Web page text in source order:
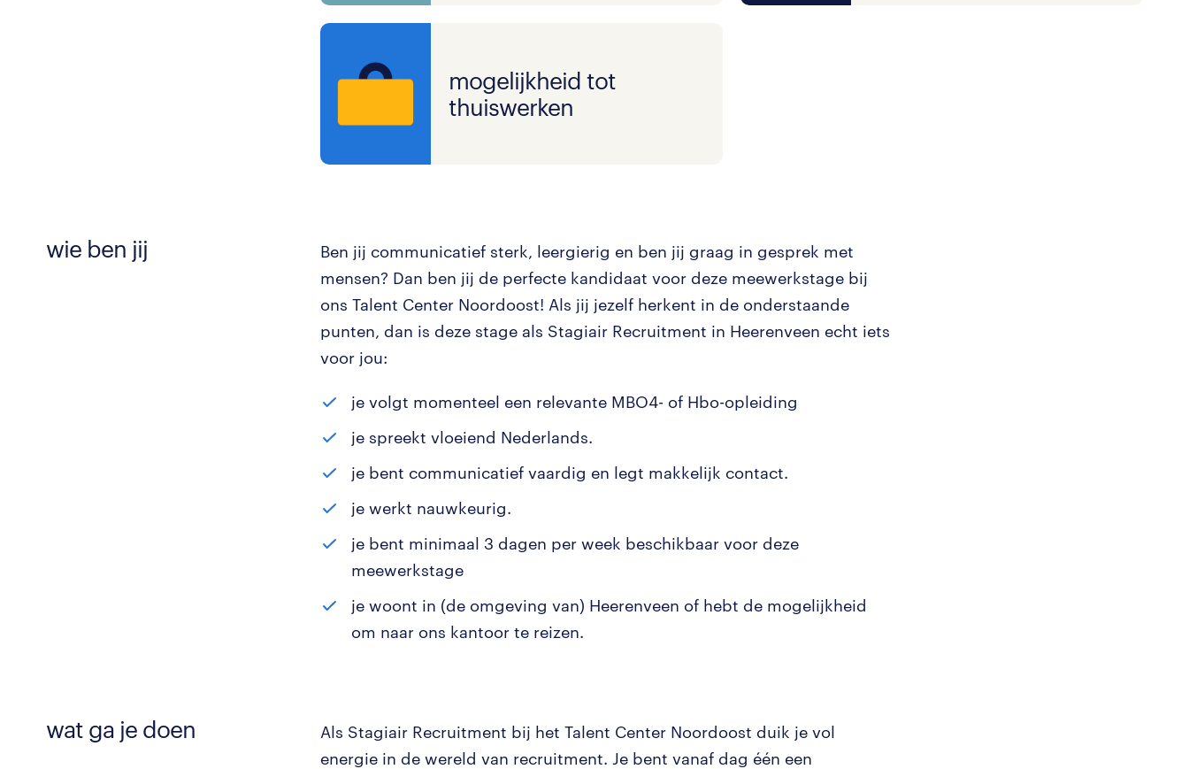
mogelijkheid tot
thuiswerken
wie ben jij
Ben jij communicatief sterk, leergierig en ben jij graag in gesprek met
mensen? Dan ben jij de perfecte kandidaat voor deze meewerkstage bij
ons Talent Center Noordoost! Als jij jezelf herkent in de onderstaande
punten, dan is deze stage als Stagiair Recruitment in Heerenveen echt iets
voor jou:
je volgt momenteel een relevante MBO4- of Hbo-opleiding
je spreekt vloeiend Nederlands.
je bent communicatief vaardig en legt makkelijk contact.
je werkt nauwkeurig.
je bent minimaal 3 dagen per week beschikbaar voor deze
meewerkstage
je woont in (de omgeving van) Heerenveen of hebt de mogelijkheid
om naar ons kantoor te reizen.
wat ga je doen
Als Stagiair Recruitment bij het Talent Center Noordoost duik je vol
energie in de wereld van recruitment. Je bent vanaf dag één een